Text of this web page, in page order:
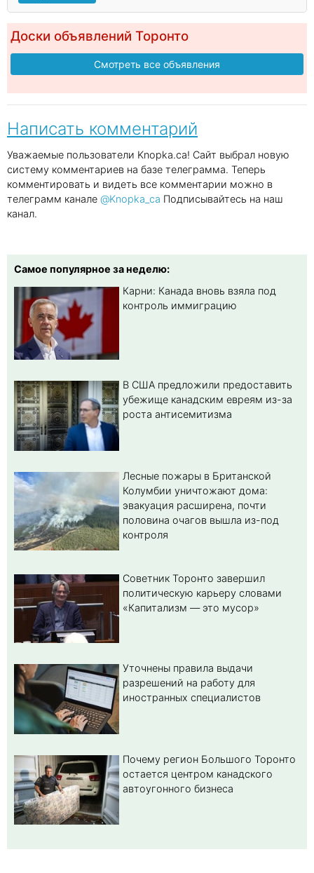
Доски объявлений Торонто
Смотреть все объявления
Написать комментарий
Уважаемые пользователи Knopka.ca! Сайт выбрал новую
систему комментариев на базе телеграмма. Теперь
комментировать и видеть все комментарии можно в
телеграмм канале @Knopka_ca Подписывайтесь на наш
канал.
Самое популярное за неделю:
Карни: Канада вновь взяла под
контроль иммиграцию
В США предложили предоставить
убежище канадским евреям из-за
роста антисемитизма
Лесные пожары в Британской
Колумбии уничтожают дома:
эвакуация расширена, почти
половина очагов вышла из-под
контроля
Советник Торонто завершил
политическую карьеру словами
«Капитализм — это мусор»
Уточнены правила выдачи
разрешений на работу для
иностранных специалистов
Почему регион Большого Торонто
остается центром канадского
автоугонного бизнеса